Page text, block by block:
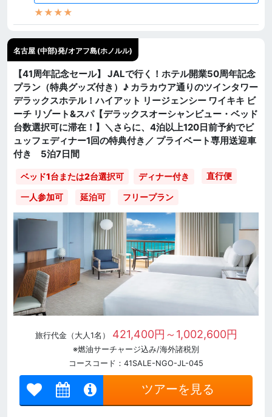
★★★★
名古屋 (中部)発/オアフ島(ホノルル)
【41周年記念セール】 JALで行く！ホテル開業50周年記念
プラン（特典グッズ付き）♪ カラカウア通りのツインタワー
デラックスホテル！ハイアット リージェンシー ワイキキ ビ
ーチ リゾート&スパ【デラックスオーシャンビュー・ベッド
台数選択可に滞在！】＼さらに、4泊以上120日前予約でビ
ュッフェディナー1回の特典付き／ プライベート専用送迎車
付き 5泊7日間
ベッド1台または2台選択可 ディナー付き 直行便
一人参加可 延泊可 フリープラン
旅行代金（大人1名） 421,400円～1,002,600円
※燃油サーチャージ込み/海外諸税別
コースコード：41SALE-NGO-JL-045
ツアーを見る